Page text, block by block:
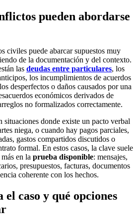
pueden abordarse
civiles puede abarcar supuestos muy
de la documentación y del contexto.
las deudas entre particulares, los
los incumplimientos de acuerdos
desperfectos o daños causados por una
económicos derivados de
no formalizados correctamente.
situaciones donde existe un pacto verbal
niega, o cuando hay pagos parciales,
gastos compartidos discutidos o
formal. En estos casos, la clave suele
en la prueba disponible: mensajes,
presupuestos, facturas, documentos
coherente con los hechos.
el caso y qué opciones